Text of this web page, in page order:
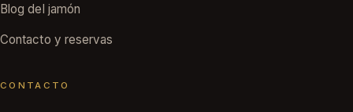
Blog del jamón
Contacto y reservas
CONTACTO